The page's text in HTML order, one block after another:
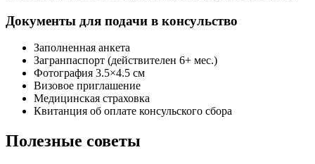
Документы для подачи в консульство
Заполненная анкета
Загранпаспорт (действителен 6+ мес.)
Фотография 3.5×4.5 см
Визовое приглашение
Медицинская страховка
Квитанция об оплате консульского сбора
Полезные советы